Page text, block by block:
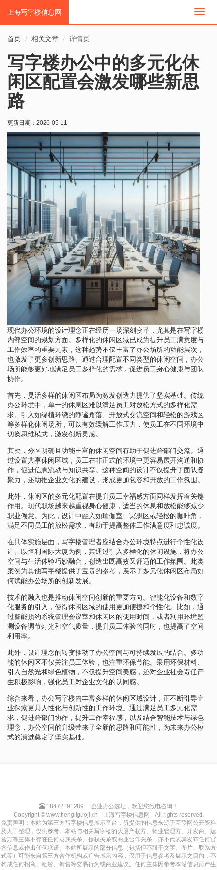
切
上海写字楼信息网
首页 相关文章 详情页
写字楼办公中的多元化休
闲区配置会激发哪些新思
路
更新日期： 2026-05-11
现代办公环境的设计理念正在经历一场深刻变革，尤其是在写字楼
内部空间的规划方面。多样化的休闲区域已成为提升员工满意度与
工作效率的重要元素，这种趋势不仅丰富了办公场所的功能层次，
也激发了更多创新思路。通过合理配置不同类型的休闲空间，办公
场所能够更好地满足员工多样化的需求，促进员工身心健康与团队
协作。
首先，灵活多样的休闲区布局为激发创造力提供了坚实基础。传统
办公环境中，单一的休息区难以满足员工对放松方式的多样化需
求。引入如绿植环绕的静谧角落、开放式交流空间和轻松的游戏区
等多样化休闲场所，可以有效缓解工作压力，使员工在不同环境中
切换思维模式，激发创新灵感。
其次，分区明确且功能丰富的休闲空间有助于促进跨部门交流。通
过设置共享休闲区域，员工在非正式的环境中更容易展开沟通和协
作，促进信息流动与知识共享。这种空间的设计不仅提升了团队凝
聚力，还助推企业文化的建设，形成更加包容和开放的工作氛围。
此外，休闲区的多元化配置在提升员工幸福感方面同样发挥着关键
作用。现代职场越来越重视身心健康，适当的休息和放松能够减少
职业倦怠。为此，设计中融入如瑜伽室、冥想区或轻松的咖啡角，
满足不同员工的放松需求，有助于提高整体工作满意度和忠诚度。
在具体实施层面，写字楼管理者应结合办公环境特点进行个性化设
计。以恒利国际大厦为例，其通过引入多样化的休闲设施，将办公
空间与生活体验巧妙融合，创造出既高效又舒适的工作氛围。此类
案例为其他写字楼提供了宝贵的参考，展示了多元化休闲区布局如
何赋能办公场所的创新发展。
技术的融入也是推动休闲空间创新的重要方向。智能化设备和数字
化服务的引入，使得休闲区域的使用更加便捷和个性化。比如，通
过智能预约系统管理会议室和休闲区的使用时间，或者利用环境监
测设备调节灯光和空气质量，提升员工体验的同时，也提高了空间
利用率。
此外，设计理念的转变推动了办公空间与可持续发展的结合。多功
能的休闲区不仅关注员工体验，也注重环保节能。采用环保材料、
引入自然光和绿色植物，不仅提升空间美感，还对企业社会责任产
生积极影响，强化员工对企业文化的认同感。
综合来看，办公写字楼内丰富多样的休闲区域设计，正不断引导企
业探索更具人性化与创新性的工作环境。通过满足员工多元化需
求，促进跨部门协作，提升工作幸福感，以及结合智能技术与绿色
理念，办公空间的升级带来了全新的思路和可能性，为未来办公模
式的演进奠定了坚实基础。
18472191289
企业办公选址，欢迎您致电咨询！
Copyright © www.hengliguoji.cn --上海写字楼信息网-- All rights reserved.
免责声明：本站为第三方写字楼信息展示平台，所提供的信息来源于互联网公开资料
及人工整理，仅供参考。本站与相关写字楼的大厦产权方、物业管理方、开发商、运
营方等主体不存在任何隶属关系、授权关系或商业合作关系，亦不代表其发布任何官
方信息或作出任何承诺。本站所展示的部分信息（包括但不限于文字、图片、联系方
式等）可能来自第三方合作机构或广告展示内容，仅用于信息参考及展示之目的，不
构成任何招商、租赁、销售等交易行为或商业建议。任何主体因参考本站信息而产生